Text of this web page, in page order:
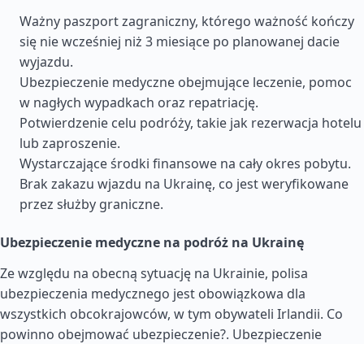
Ważny paszport zagraniczny, którego ważność kończy
się nie wcześniej niż 3 miesiące po planowanej dacie
wyjazdu.
Ubezpieczenie medyczne obejmujące leczenie, pomoc
w nagłych wypadkach oraz repatriację.
Potwierdzenie celu podróży, takie jak rezerwacja hotelu
lub zaproszenie.
Wystarczające środki finansowe na cały okres pobytu.
Brak zakazu wjazdu na Ukrainę, co jest weryfikowane
przez służby graniczne.
Ubezpieczenie medyczne na podróż na Ukrainę
Ze względu na obecną sytuację na Ukrainie, polisa
ubezpieczenia medycznego jest obowiązkowa dla
wszystkich obcokrajowców, w tym obywateli Irlandii. Co
powinno obejmować ubezpieczenie?. Ubezpieczenie